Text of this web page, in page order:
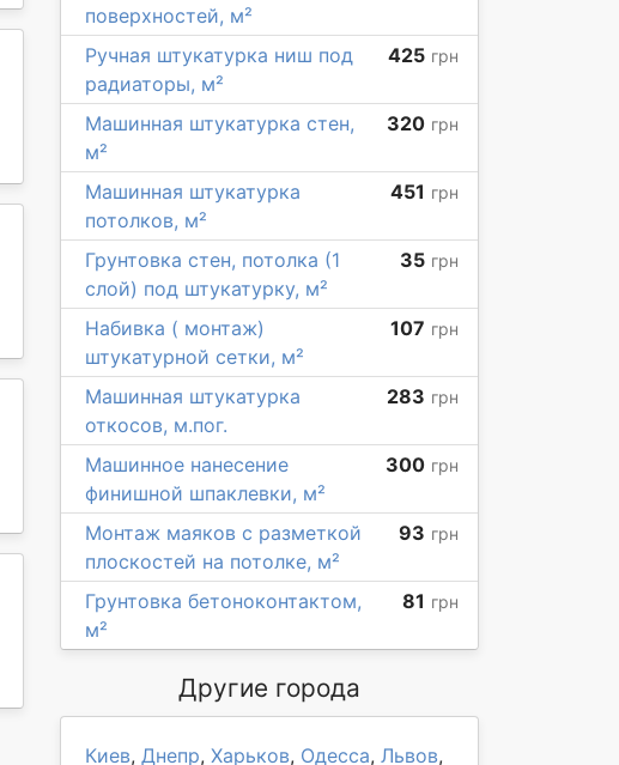
поверхностей, м²
Ручная штукатурка ниш под
радиаторы, м²
425 грн
Машинная штукатурка стен,
м²
320 грн
Машинная штукатурка
потолков, м²
451 грн
Грунтовка стен, потолка (1
слой) под штукатурку, м²
35 грн
Набивка ( монтаж)
штукатурной сетки, м²
107 грн
Машинная штукатурка
откосов, м.пог.
283 грн
Машинное нанесение
финишной шпаклевки, м²
300 грн
Монтаж маяков с разметкой
плоскостей на потолке, м²
93 грн
Грунтовка бетоноконтактом,
м²
81 грн
Другие города
Киев, Днепр, Харьков, Одесса, Львов,